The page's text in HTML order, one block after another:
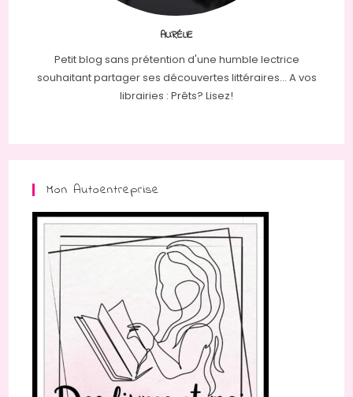
AURÉLIE
Petit blog sans prétention d'une humble lectrice
souhaitant partager ses découvertes littéraires... A vos
librairies : Prêts? Lisez!
Mon Autoentreprise